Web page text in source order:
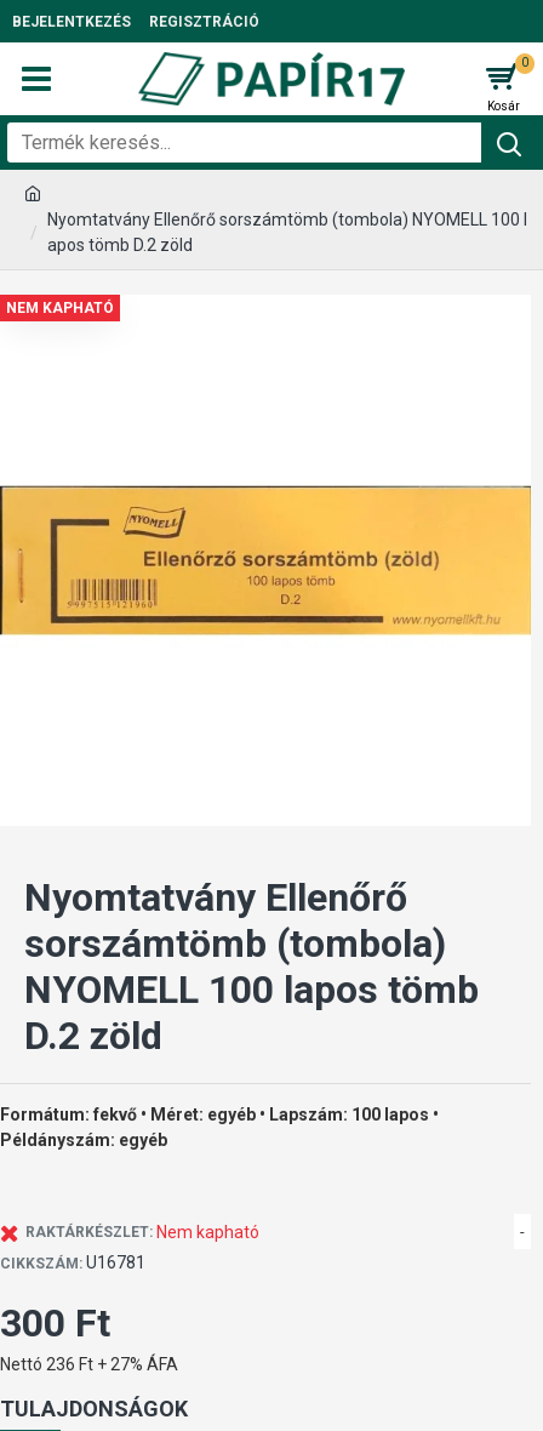
BEJELENTKEZÉS REGISZTRÁCIÓ
0
Nyomtatvány Ellenőrő sorszámtömb (tombola) NYOMELL 100 l
apos tömb D.2 zöld
NEM KAPHATÓ
Nyomtatvány Ellenőrő
sorszámtömb (tombola)
NYOMELL 100 lapos tömb
D.2 zöld
Formátum: fekvő • Méret: egyéb • Lapszám: 100 lapos •
Példányszám: egyéb
RAKTÁRKÉSZLET: Nem kapható
CIKKSZÁM: U16781
-
300 Ft
Nettó 236 Ft + 27% ÁFA
TULAJDONSÁGOK